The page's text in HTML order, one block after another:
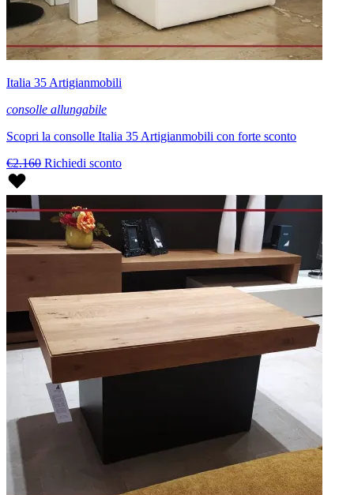
Italia 35 Artigianmobili
consolle allungabile
Scopri la consolle Italia 35 Artigianmobili con forte sconto
€2.160 Richiedi sconto